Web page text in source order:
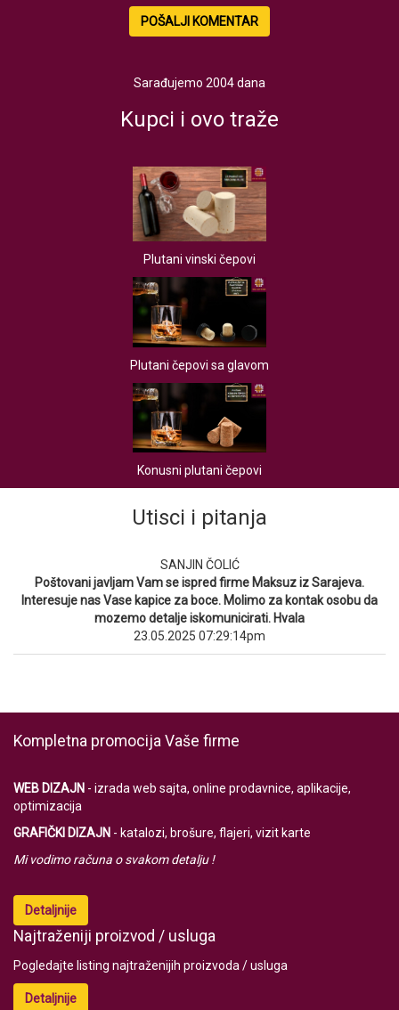
POŠALJI KOMENTAR
Sarađujemo 2004 dana
Kupci i ovo traže
Plutani vinski čepovi
Plutani čepovi sa glavom
Konusni plutani čepovi
Utisci i pitanja
SANJIN ČOLIĆ
Poštovani javljam Vam se ispred firme Maksuz iz Sarajeva.
Interesuje nas Vase kapice za boce. Molimo za kontak osobu da
mozemo detalje iskomunicirati. Hvala
23.05.2025 07:29:14pm
Kompletna promocija Vaše firme
WEB DIZAJN - izrada web sajta, online prodavnice, aplikacije,
optimizacija
GRAFIČKI DIZAJN - katalozi, brošure, flajeri, vizit karte
Mi vodimo računa o svakom detalju !
Detaljnije
Najtraženiji proizvod / usluga
Pogledajte listing najtraženijih proizvoda / usluga
Detaljnije